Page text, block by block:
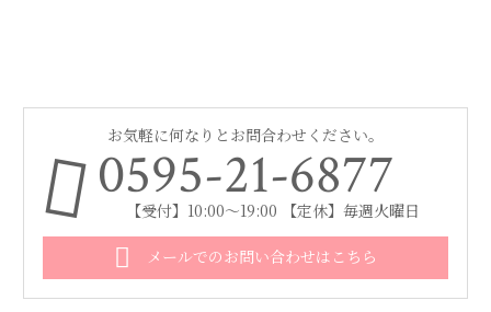
お気軽に何なりとお問合わせください。
0595-21-6877
【受付】10:00～19:00 【定休】毎週火曜日
メールでのお問い合わせはこちら